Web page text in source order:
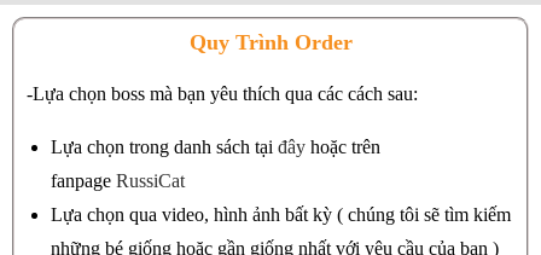
Quy Trình Order
-Lựa chọn boss mà bạn yêu thích qua các cách sau:
Lựa chọn trong danh sách tại đây hoặc trên
fanpage RussiCat
Lựa chọn qua video, hình ảnh bất kỳ ( chúng tôi sẽ tìm kiếm
những bé giống hoặc gần giống nhất với yêu cầu của bạn )